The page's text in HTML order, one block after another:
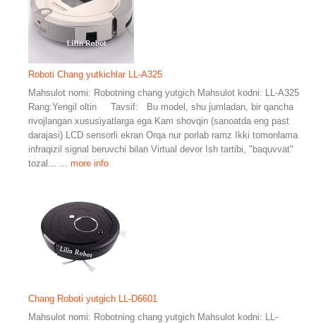
Roboti Chang yutkichlar LL-A325
Mahsulot nomi: Robotning chang yutgich Mahsulot kodni: LL-A325
Rang:Yengil oltin Tavsif: Bu model, shu jumladan, bir qancha
rivojlangan xususiyatlarga ega Kam shovqin (sanoatda eng past
darajasi) LCD sensorli ekran Orqa nur porlab ramz Ikki tomonlama
infraqizil signal beruvchi bilan Virtual devor Ish tartibi, "baquvvat"
tozal...
... more info
Chang Roboti yutgich LL-D6601
Mahsulot nomi: Robotning chang yutgich Mahsulot kodni: LL-